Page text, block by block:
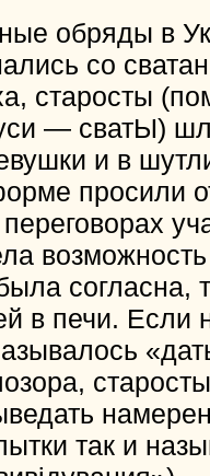
обряды в
со
старосты
— сватЫ)
и в
просили
возможность
согласна,
в печи. Если
так и